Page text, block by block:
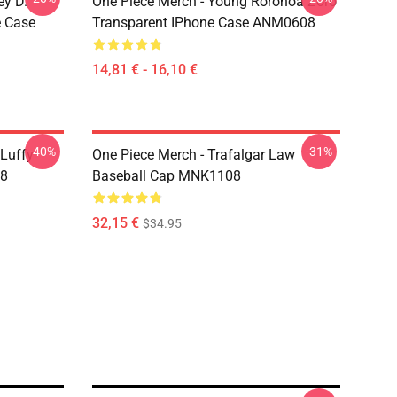
Case
Transparent IPhone Case ANM0608
14,81 € - 16,10 €
Luffy-40%
One Piece Merch - Trafalgar Law
Baseball Cap MNK1108
32,15 € $34.95
-31%